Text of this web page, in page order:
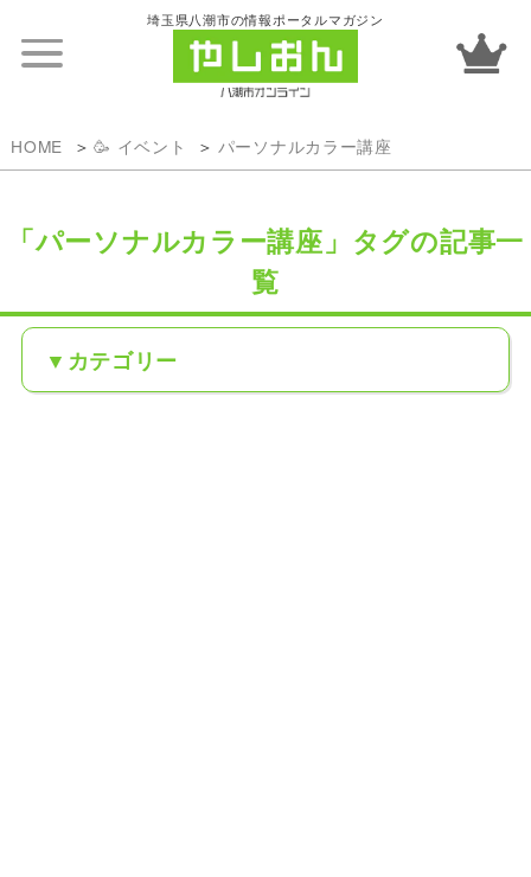
埼玉県八潮市の情報ポータルマガジン
HOME 🥳 イベント パーソナルカラー講座
「パーソナルカラー講座」タグの記事一
覧
カテゴリー